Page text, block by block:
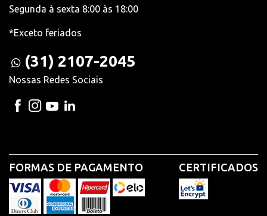
Segunda à sexta 8:00 às 18:00
*Exceto feriados
(31) 2107-2045
Nossas Redes Sociais
FORMAS DE PAGAMENTO CERTIFICADOS